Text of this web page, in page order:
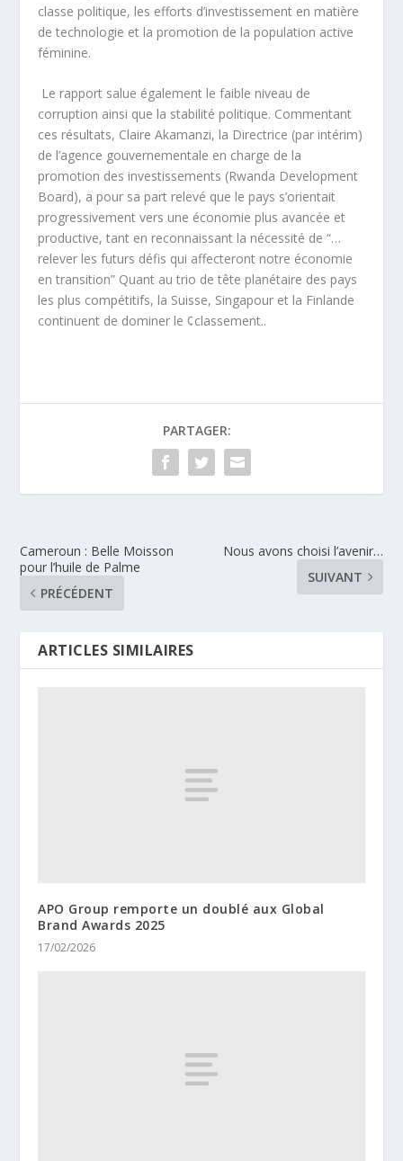
classe politique, les efforts d’investissement en matière
de technologie et la promotion de la population active
féminine.
Le rapport salue également le faible niveau de
corruption ainsi que la stabilité politique. Commentant
ces résultats, Claire Akamanzi, la Directrice (par intérim)
de l’agence gouvernementale en charge de la
promotion des investissements (Rwanda Development
Board), a pour sa part relevé que le pays s’orientait
progressivement vers une économie plus avancée et
productive, tant en reconnaissant la nécessité de “…
relever les futurs défis qui affecteront notre économie
en transition” Quant au trio de tête planétaire des pays
les plus compétitifs, la Suisse, Singapour et la Finlande
continuent de dominer le ¢classement..
PARTAGER:
Cameroun : Belle Moisson
pour l’huile de Palme
PRÉCÉDENT
Nous avons choisi l’avenir…
SUIVANT
ARTICLES SIMILAIRES
APO Group remporte un doublé aux Global
Brand Awards 2025
17/02/2026